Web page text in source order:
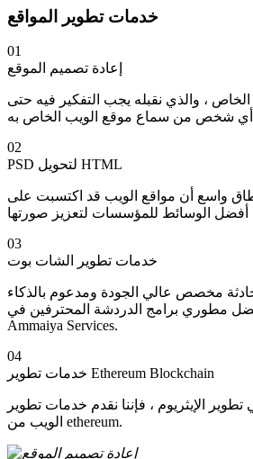
خدمات تطوير المواقع
01
إعادة تصميم الموقع
، والذي نقبله يجب التفكير فيه حتى
02
PSD لتحويل HTML
واسع أن مواقع الويب قد اكتسبت على
03
خدمات تطوير الشات بوت
مخصص عالي الجودة ومدعوم بالذكاء
مطوري برامج الدردشة المحترفين في
Ammaiya Services.
04
خدمات تطوير Ethereum Blockchain
الإيثريوم ، فإننا نقدم خدمات تطوير
الويب من ethereum.